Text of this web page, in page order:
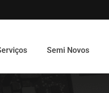
Semi Novos